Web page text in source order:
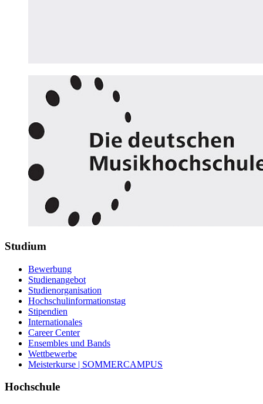
Studium
Bewerbung
Studienangebot
Studienorganisation
Hochschulinformationstag
Stipendien
Internationales
Career Center
Ensembles und Bands
Wettbewerbe
Meisterkurse | SOMMERCAMPUS
Hochschule